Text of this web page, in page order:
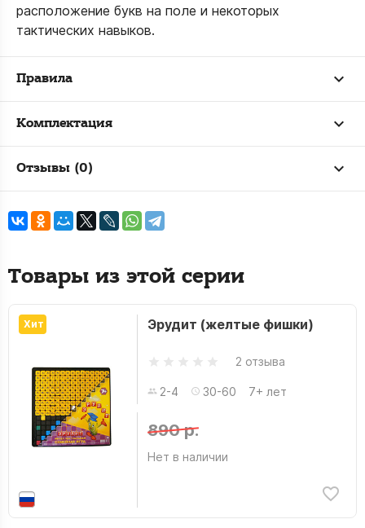
расположение букв на поле и некоторых
тактических навыков.
Правила
Комплектация
Отзывы (0)
Товары из этой серии
Хит Эрудит (желтые фишки)
2 отзыва
2-4 30-60 7+ лет
890 р.
Нет в наличии